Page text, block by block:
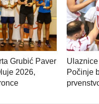
Grubić Paver
2026,
Počinje